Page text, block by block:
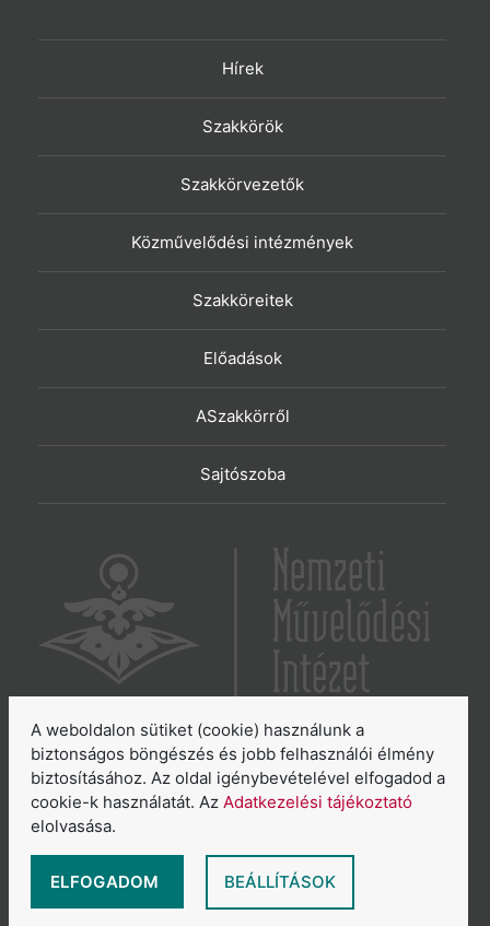
Hírek
Szakkörök
Szakkörvezetők
Közművelődési intézmények
Szakköreitek
Előadások
ASzakkörről
Sajtószoba
6065 Lakitelek, Szentkirályi út 2.
E-mail:aszakkor@nmi.hu
E-mail: titkarsag@nmi.hu
Adatkezelési tájékoztató
Általános Szerződési Feltételek
A weboldalon sütiket (cookie) használunk a
biztonságos böngészés és jobb felhasználói élmény
biztosításához. Az oldal igénybevételével elfogadod a
cookie-k használatát. Az Adatkezelési tájékoztató
elolvasása.
ELFOGADOM BEÁLLÍTÁSOK